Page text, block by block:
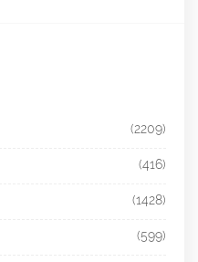
(2209)
(416)
(1428)
(599)